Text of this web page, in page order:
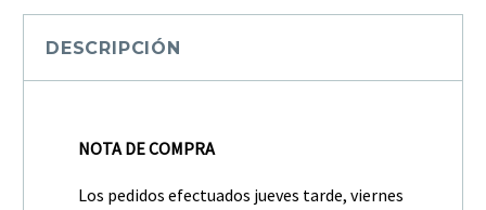
DESCRIPCIÓN
NOTA DE COMPRA
Los pedidos efectuados jueves tarde, viernes